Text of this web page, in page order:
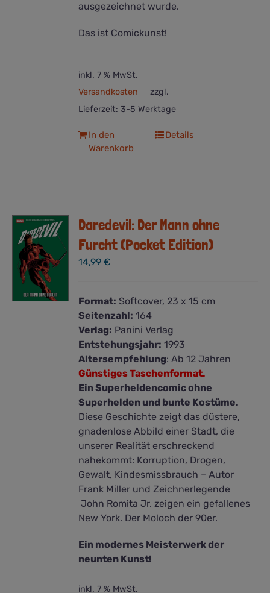
ausgezeichnet wurde.
Das ist Comickunst!
inkl. 7 % MwSt.
zzgl.
Versandkosten
Lieferzeit: 3-5 Werktage
In den
Warenkorb
Details
Daredevil: Der Mann ohne
Furcht (Pocket Edition)
14,99€
Format: Softcover, 23 x 15 cm
Seitenzahl: 164
Verlag: Panini Verlag
Entstehungsjahr: 1993
Altersempfehlung: Ab 12 Jahren
Günstiges Taschenformat.
Ein Superheldencomic ohne
Superhelden und bunte Kostüme.
Diese Geschichte zeigt das düstere,
gnadenlose Abbild einer Stadt, die
unserer Realität erschreckend
nahekommt: Korruption, Drogen,
Gewalt, Kindesmissbrauch – Autor
Frank Miller und Zeichnerlegende
John Romita Jr. zeigen ein gefallenes
New York. Der Moloch der 90er.
Ein modernes Meisterwerk der
neunten Kunst!
inkl. 7 % MwSt.